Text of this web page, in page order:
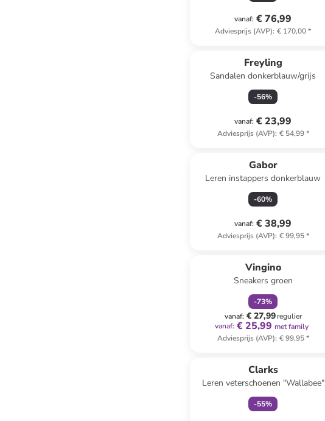
vanaf: € 76,99
Adviesprijs (AVP): € 170,00*
Freyling
Sandalen donkerblauw/grijs
-56%
vanaf: € 23,99
Adviesprijs (AVP): € 54,99*
Gabor
Leren instappers donkerblauw
-60%
vanaf: € 38,99
Adviesprijs (AVP): € 99,95*
Vingino
Sneakers groen
-73%
vanaf: € 27,99regulier
vanaf: € 25,99 met family
Adviesprijs (AVP): € 99,95*
Clarks
Leren veterschoenen "Wallabee"
lichtroze
-55%